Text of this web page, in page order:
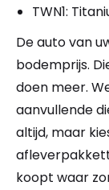
TWN1:
De auto van
bodemprijs.
doen meer.
aanvullende
altijd, maar
koopt waar